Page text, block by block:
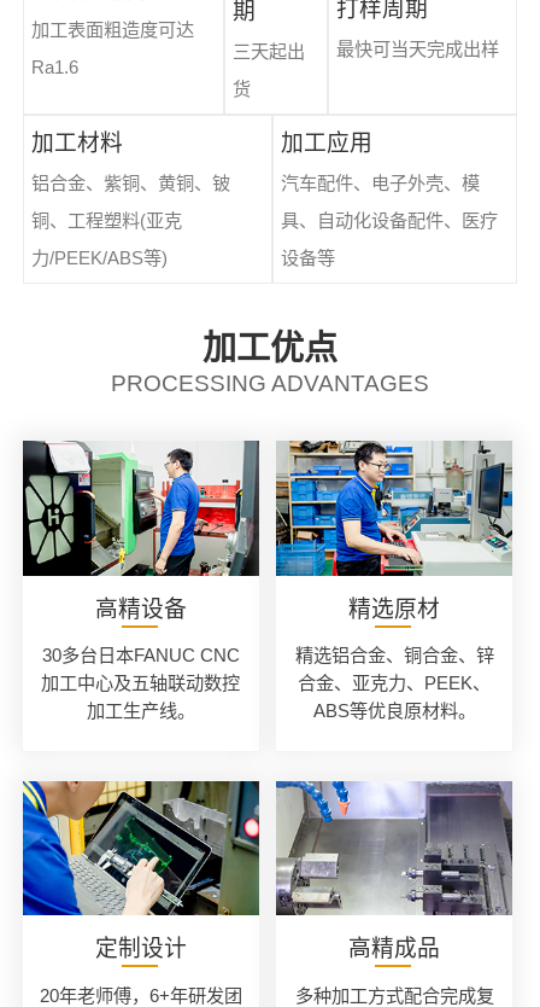
加工表面粗造度可达
Ra1.6
期
三天起出
货
打样周期
最快可当天完成出样
加工材料
铝合金、紫铜、黄铜、铍
铜、工程塑料(亚克
力/PEEK/ABS等)
加工应用
汽车配件、电子外壳、模
具、自动化设备配件、医疗
设备等
加工优点
PROCESSING ADVANTAGES
高精设备
30多台日本FANUC CNC
加工中心及五轴联动数控
加工生产线。
精选原材
精选铝合金、铜合金、锌
合金、亚克力、PEEK、
ABS等优良原材料。
定制设计
20年老师傅，6+年研发团
高精成品
多种加工方式配合完成复